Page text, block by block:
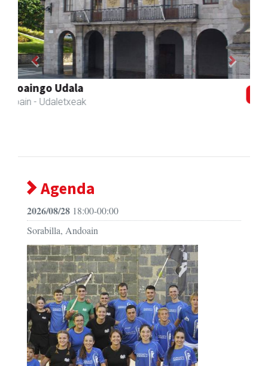
Salkin
Andoain - Merkatari elkarteak
Previous Next
Agenda
2026/08/28 18:00-00:00
Sorabilla, Andoain